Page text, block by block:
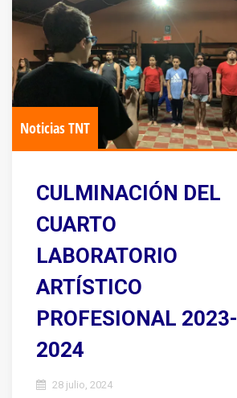
Noticias TNT
CULMINACIÓN DEL
CUARTO
LABORATORIO
ARTÍSTICO
PROFESIONAL 2023-
2024
28 julio, 2024